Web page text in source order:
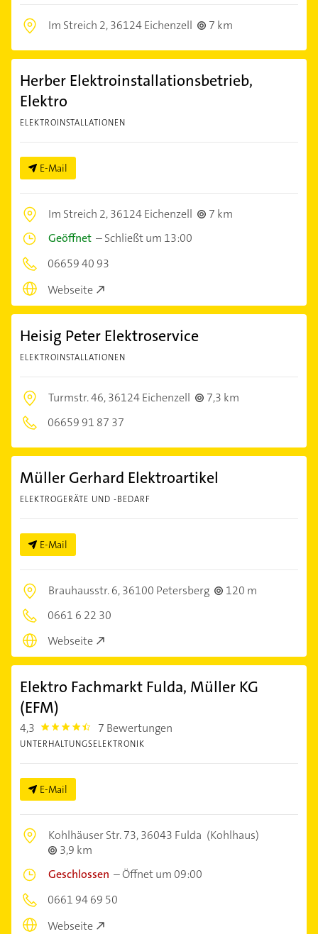
Im Streich 2,36124 Eichenzell 7 km
Herber Elektroinstallationsbetrieb,
Elektro
ELEKTROINSTALLATIONEN
E-Mail
Im Streich 2,36124 Eichenzell
7 km
Geöffnet –Schließt um 13:00
06659 40 93
Webseite
Heisig Peter Elektroservice
ELEKTROINSTALLATIONEN
Turmstr. 46,36124 Eichenzell
7,3 km
06659 91 87 37
Müller Gerhard Elektroartikel
ELEKTROGERÄTE UND -BEDARF
E-Mail
Brauhausstr. 6,36100 Petersberg
120 m
0661 6 22 30
Webseite
Elektro Fachmarkt Fulda, Müller KG
(EFM)
4,3 4.3 7 Bewertungen
UNTERHALTUNGSELEKTRONIK
E-Mail
Kohlhäuser Str. 73,36043 Fulda (Kohlhaus)
3,9 km
Geschlossen –Öffnet um 09:00
0661 94 69 50
Webseite